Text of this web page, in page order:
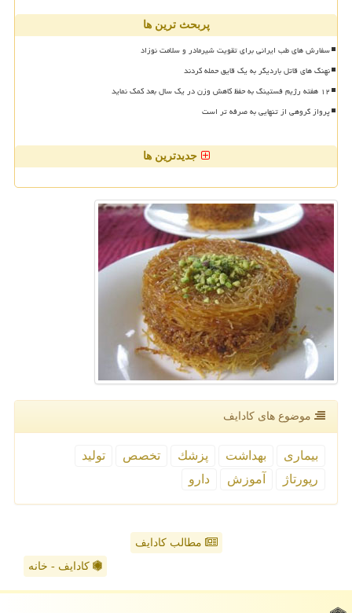
پربحث ترین ها
سفارش های طب ایرانی برای تقویت شیرمادر و سلامت نوزاد
نهنگ های قاتل باردیگر به یک قایق حمله کردند
۱۲ هفته رژیم فستینگ به حفظ کاهش وزن در یک سال بعد کمک نماید
پرواز گروهی از تنهایی به صرفه تر است
جدیدترین ها
موضوع های كادایف
بیماری بهداشت پزشك تخصص
تولید
رپورتاژ
آموزش دارو
مطالب کادایف
کادایف - خانه